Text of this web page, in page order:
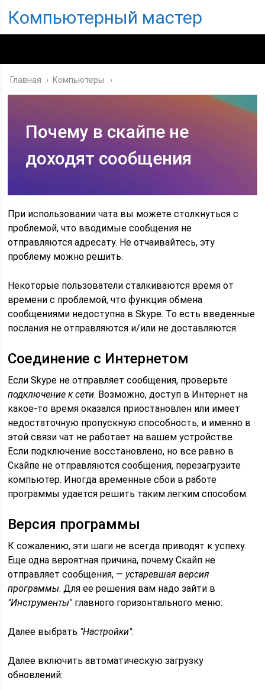
Компьютерный мастер
Главная › Компьютеры
Почему в скайпе не
доходят сообщения
При использовании чата вы можете столкнуться с
проблемой, что вводимые сообщения не
отправляются адресату. Не отчаивайтесь, эту
проблему можно решить.
Некоторые пользователи сталкиваются время от
времени с проблемой, что функция обмена
сообщениями недоступна в Skype. То есть введенные
послания не отправляются и/или не доставляются.
Соединение с Интернетом
Если Skype не отправляет сообщения, проверьте
подключение к сети. Возможно, доступ в Интернет на
какое-то время оказался приостановлен или имеет
недостаточную пропускную способность, и именно в
этой связи чат не работает на вашем устройстве.
Если подключение восстановлено, но все равно в
Скайпе не отправляются сообщения, перезагрузите
компьютер. Иногда временные сбои в работе
программы удается решить таким легким способом.
Версия программы
К сожалению, эти шаги не всегда приводят к успеху.
Еще одна вероятная причина, почему Скайп не
отправляет сообщения, — устаревшая версия
программы. Для ее решения вам надо зайти в
"Инструменты"главного горизонтального меню:
Далее выбрать "Настройки":
Далее включить автоматическую загрузку
обновлений: